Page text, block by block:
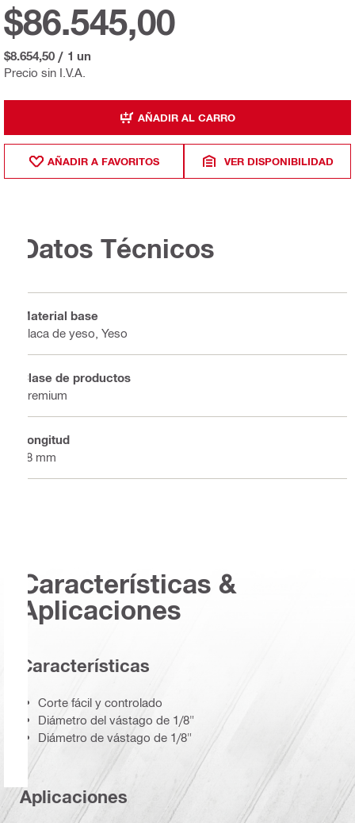
Precio sin I.V.A.
$86.545,00
$8.654,50 / 1 un
AÑADIR AL CARRO
AÑADIR A FAVORITOS VER DISPONIBILIDAD
Datos Técnicos
Material base
Placa de yeso, Yeso
Clase de productos
Premium
Longitud
58 mm
Características &
Aplicaciones
Características
Corte fácil y controlado
Diámetro del vástago de 1/8"
Diámetro de vástago de 1/8"
Aplicaciones